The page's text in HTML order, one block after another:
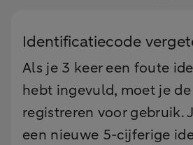
Identificatiecode
Als je 3 keer een foute
hebt ingevuld, moet je
registreren voor gebruik.
een nieuwe 5-cijferige